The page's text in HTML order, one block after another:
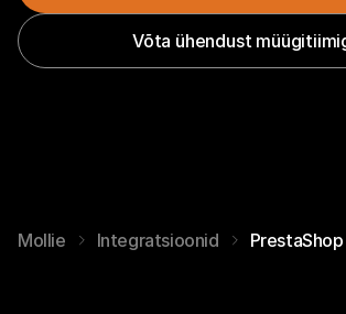
Võta ühendust
Mollie Integratsioonid PrestaShop